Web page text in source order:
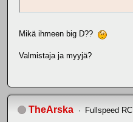
Mikä ihmeen big D??
Valmistaja ja myyjä?
TheArska Fullspeed RC